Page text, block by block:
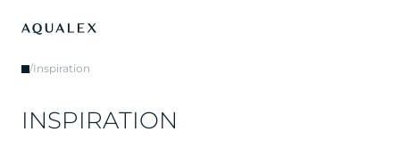
/Inspiration
INSPIRATION